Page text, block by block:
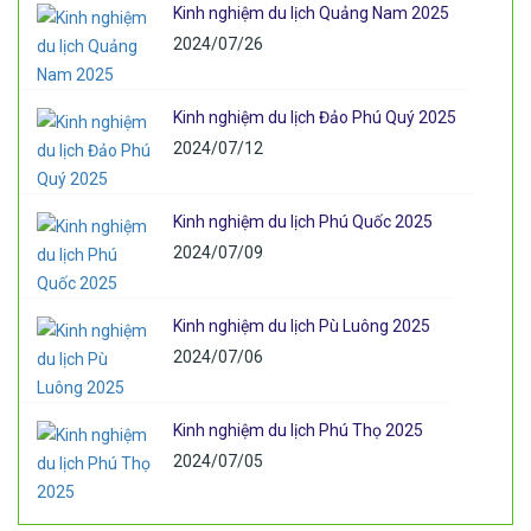
Kinh nghiệm du lịch Quảng Nam 2025
2024/07/26
Kinh nghiệm du lịch Đảo Phú Quý 2025
2024/07/12
Kinh nghiệm du lịch Phú Quốc 2025
2024/07/09
Kinh nghiệm du lịch Pù Luông 2025
2024/07/06
Kinh nghiệm du lịch Phú Thọ 2025
2024/07/05